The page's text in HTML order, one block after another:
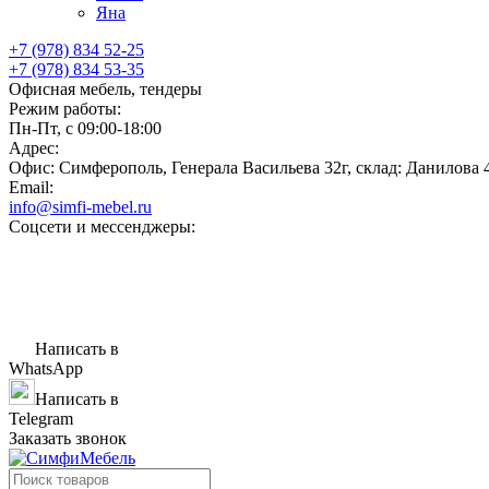
Яна
+7 (978) 834 52-25
+7 (978) 834 53-35
Офисная мебель, тендеры
Режим работы:
Пн-Пт, с 09:00-18:00
Адрес:
Офис: Симферополь, Генерала Васильева 32г, склад: Данилова
Email:
info@simfi-mebel.ru
Соцсети и мессенджеры:
Написать в
WhatsApp
Написать в
Telegram
Заказать звонок